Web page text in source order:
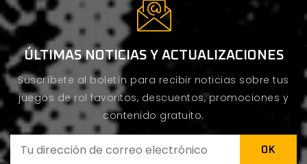
ÚLTIMAS NOTICIAS Y ACTUALIZACIONES
Suscríbete al boletín para recibir noticias sobre tus
juegos de rol favoritos, descuentos, promociones y
contenido gratuito.